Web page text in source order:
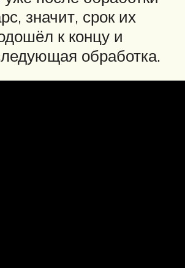
значит, срок их
к концу и
обработка.